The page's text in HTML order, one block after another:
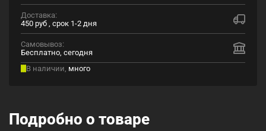
Доставка:
450 руб , срок 1-2 дня
Самовывоз:
Бесплатно, сегодня
В наличии, много
Подробно о товаре